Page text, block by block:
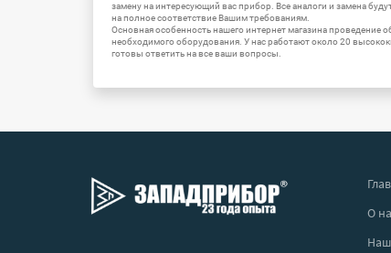
замену на интересующий вас прибор. Все аналоги и замена
на полное соответствие Вашим требованиям.
Основная особенность нашего интернет магазина проведение
необходимого оборудования. У нас работают около 20
готовы ответить на все ваши вопросы.
О